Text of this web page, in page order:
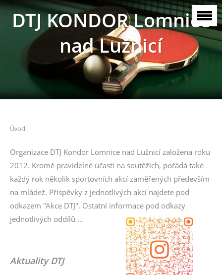
DTJ KONDOR Lomnice
nad Lužnicí
Úvod
Organizace DTJ Kondor Lomnice nad Lužnicí založena roku
2012. Kromě pravidelné účasti na soutěžích, pořádá také
každý rok několik sportovních akcí zaměřených především
na mládež. Příspěvky z jednotlivých akcí najdete pod
odkazem "Akce DTJ". Ostatní informace pod odkazy
jednotlivých oddílů ...
Aktuality DTJ